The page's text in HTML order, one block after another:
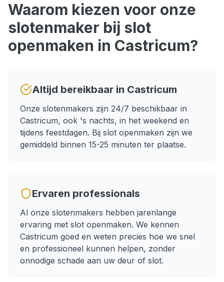
Waarom kiezen voor onze
slotenmaker bij slot
openmaken in Castricum?
Altijd bereikbaar in Castricum
Onze slotenmakers zijn 24/7 beschikbaar in
Castricum, ook 's nachts, in het weekend en
tijdens feestdagen. Bij slot openmaken zijn we
gemiddeld binnen 15-25 minuten ter plaatse.
Ervaren professionals
Al onze slotenmakers hebben jarenlange
ervaring met slot openmaken. We kennen
Castricum goed en weten precies hoe we snel
en professioneel kunnen helpen, zonder
onnodige schade aan uw deur of slot.